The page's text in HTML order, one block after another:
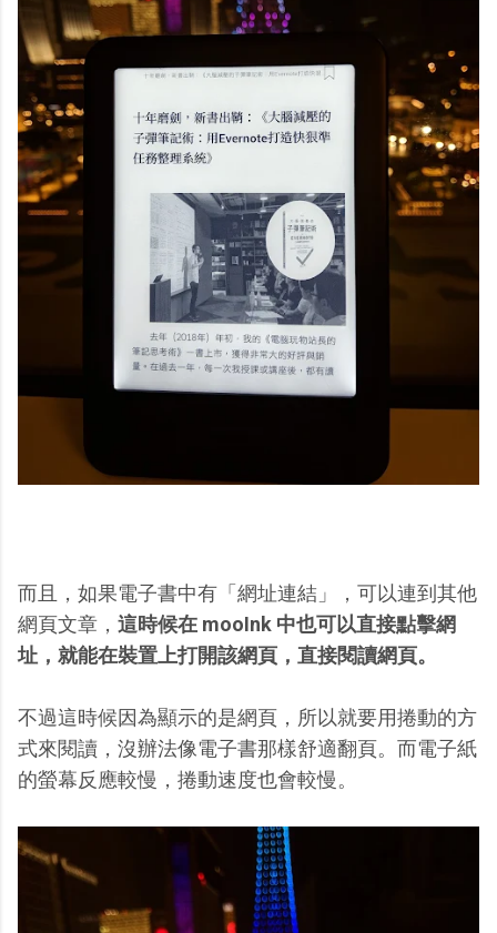
而且，如果電子書中有「網址連結」，可以連到其他
網頁文章， 這時候在 mooInk 中也可以直接點擊網
址，就能在裝置上打開該網頁，直接閱讀網頁。
不過這時候因為顯示的是網頁，所以就要用捲動的方
式來閱讀，沒辦法像電子書那樣舒適翻頁。而電子紙
的螢幕反應較慢，捲動速度也會較慢。